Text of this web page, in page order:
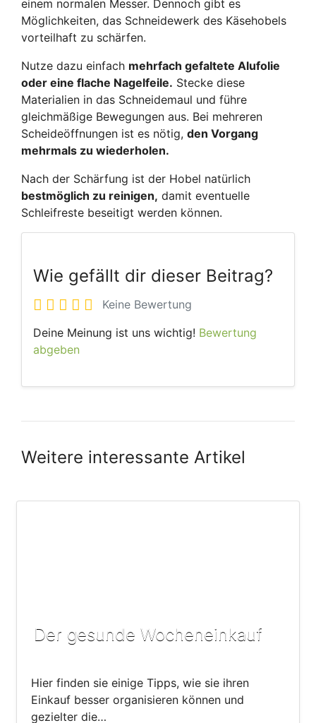
einem normalen Messer. Dennoch gibt es
Möglichkeiten, das Schneidewerk des Käsehobels
vorteilhaft zu schärfen.
Nutze dazu einfach mehrfach gefaltete Alufolie
oder eine flache Nagelfeile. Stecke diese
Materialien in das Schneidemaul und führe
gleichmäßige Bewegungen aus. Bei mehreren
Scheideöffnungen ist es nötig, den Vorgang
mehrmals zu wiederholen.
Nach der Schärfung ist der Hobel natürlich
bestmöglich zu reinigen, damit eventuelle
Schleifreste beseitigt werden können.
Wie gefällt dir dieser Beitrag?
Keine Bewertung
Deine Meinung ist uns wichtig! Bewertung
abgeben
Weitere interessante Artikel
Der gesunde Wocheneinkauf
Hier finden sie einige Tipps, wie sie ihren
Einkauf besser organisieren können und
gezielter die…